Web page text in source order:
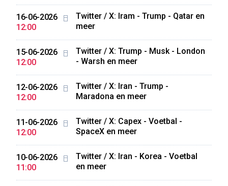
16-06-2026
12:00
Twitter / X: Iram - Trump - Qatar en
meer
15-06-2026
12:00
Twitter / X: Trump - Musk - London
- Warsh en meer
12-06-2026
12:00
Twitter / X: Iran - Trump -
Maradona en meer
11-06-2026
12:00
Twitter / X: Capex - Voetbal -
SpaceX en meer
10-06-2026
11:00
Twitter / X: Iran - Korea - Voetbal
en meer